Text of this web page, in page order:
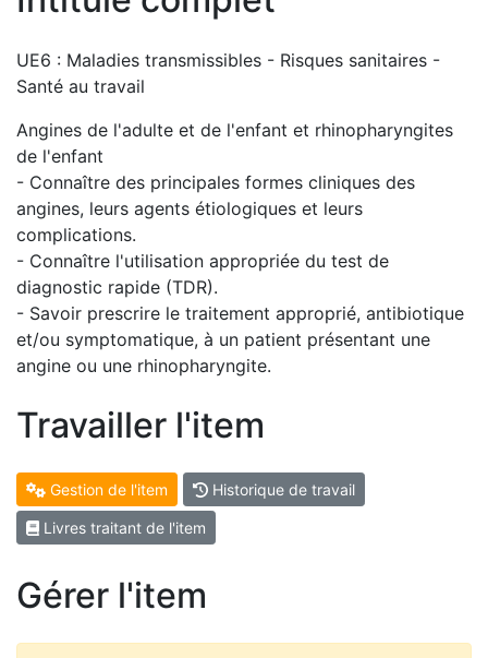
UE6 : Maladies transmissibles - Risques sanitaires -
Santé au travail
Angines de l'adulte et de l'enfant et rhinopharyngites
de l'enfant
- Connaître des principales formes cliniques des
angines, leurs agents étiologiques et leurs
complications.
- Connaître l'utilisation appropriée du test de
diagnostic rapide (TDR).
- Savoir prescrire le traitement approprié, antibiotique
et/ou symptomatique, à un patient présentant une
angine ou une rhinopharyngite.
Travailler l'item
Gestion de l'item Historique de travail
Livres traitant de l'item
Gérer l'item